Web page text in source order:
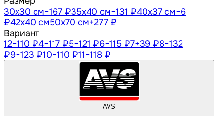
30х30 см−167 ₽35х40 см−131 ₽40х37 см−6
₽42х40 см50х70 см+277 ₽
Вариант
12−110 ₽4−117 ₽5−121 ₽6−115 ₽7+39 ₽8−132
₽9−123 ₽10−110 ₽11−118 ₽
AVS